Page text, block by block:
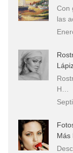
Con
las
H…
Más